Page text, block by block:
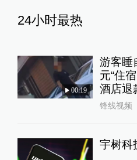
24小时最热
00:19
游客睡
元“住
酒店退
锋线视频
宇树科